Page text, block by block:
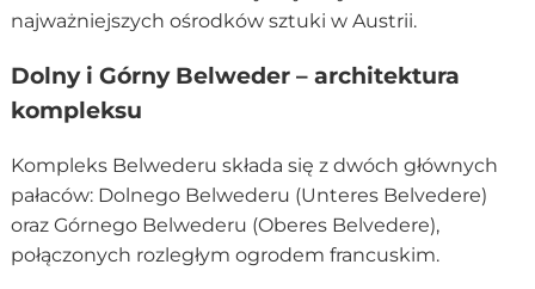
najważniejszych ośrodków sztuki w Austrii.
Dolny i Górny Belweder – architektura
kompleksu
Kompleks Belwederu składa się z dwóch głównych
pałaców: Dolnego Belwederu (Unteres Belvedere)
oraz Górnego Belwederu (Oberes Belvedere),
połączonych rozległym ogrodem francuskim.